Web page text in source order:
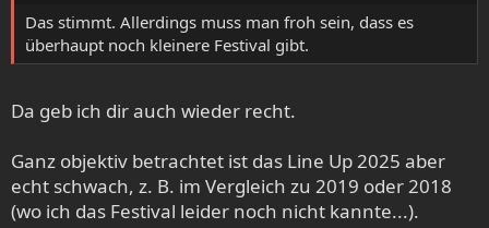
facebook.com
Das stimmt. Allerdings muss man froh sein, dass es
überhaupt noch kleinere Festival gibt.
Da geb ich dir auch wieder recht.
Ganz objektiv betrachtet ist das Line Up 2025 aber
echt schwach, z. B. im Vergleich zu 2019 oder 2018
(wo ich das Festival leider noch nicht kannte...).